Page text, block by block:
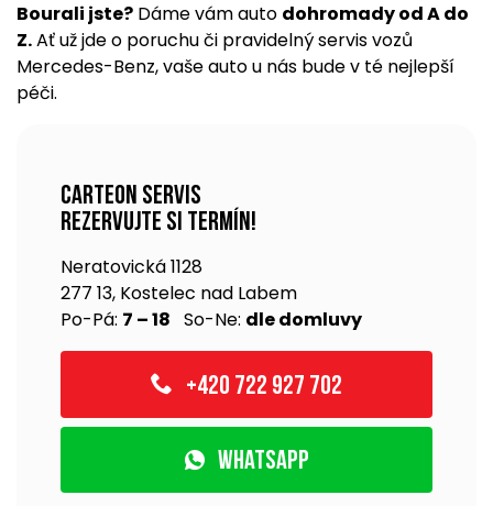
Bourali jste? Dáme vám auto dohromady od A do
Z.Ať už jde o poruchu či pravidelný servis vozů
Mercedes-Benz, vaše auto u nás bude v té nejlepší
péči.
Carteon servis
rezervujte si termín!
Neratovická 1128
277 13, Kostelec nad Labem
Po-Pá: 7 – 18 So-Ne: dle domluvy
+420 722 927 702
WhatsApp